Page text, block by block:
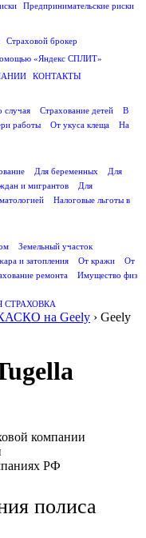
Предпринимательские риски
Страховой брокер
«Яндекс СПЛИТ»
КОНТАКТЫ
случая Страхование детей
В
работы От укуса клеща
На
Для беременных
Для
и мигрантов
Для
Налоговые льготы в
Земельный участок
и затопления От кражи
От
ремонта
Имущество физ
СТРАХОВКА
на Geely › Geely
компании
РФ
полиса